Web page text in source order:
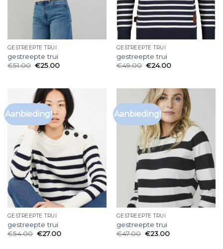
GESTREEPTE TRUI
gestreepte trui
€51.00 €25.00
GESTREEPTE TRUI
gestreepte trui
€49.00 €24.00
Aanbieding!
GESTREEPTE TRUI
gestreepte trui
€54.00 €27.00
Aanbieding!
GESTREEPTE TRUI
gestreepte trui
€47.00 €23.00